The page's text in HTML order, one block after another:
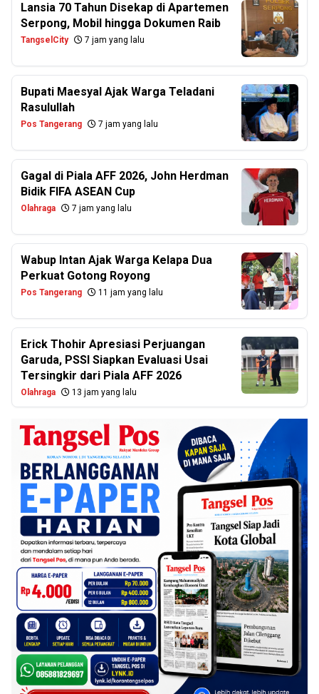
Lansia 70 Tahun Disekap di Apartemen
Serpong, Mobil hingga Dokumen Raib
TangselCity 7 jam yang lalu
Bupati Maesyal Ajak Warga Teladani
Rasulullah
Pos Tangerang 7 jam yang lalu
Gagal di Piala AFF 2026, John Herdman
Bidik FIFA ASEAN Cup
Olahraga 7 jam yang lalu
Wabup Intan Ajak Warga Kelapa Dua
Perkuat Gotong Royong
Pos Tangerang 11 jam yang lalu
Erick Thohir Apresiasi Perjuangan
Garuda, PSSI Siapkan Evaluasi Usai
Tersingkir dari Piala AFF 2026
Olahraga 13 jam yang lalu